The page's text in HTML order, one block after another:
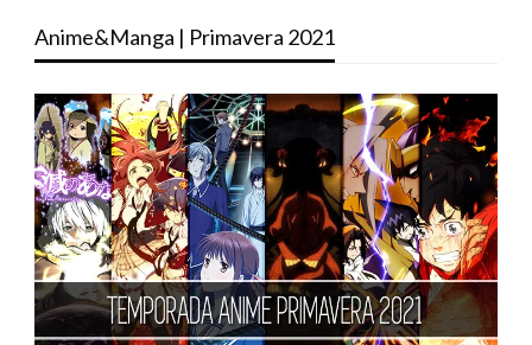
Anime&Manga | Primavera 2021